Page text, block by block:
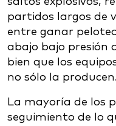
partidos largos de
entre ganar
abajo bajo presión
bien que los
no sólo la producen.
La mayoría de los
seguimiento de lo